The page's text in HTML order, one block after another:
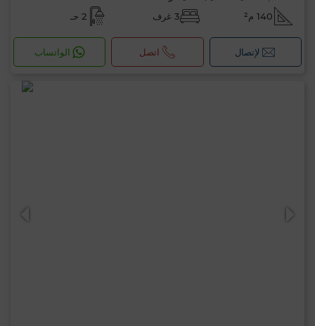
140 م² 3 غرف 2 حـ
لإتصال اتصل الواتساب